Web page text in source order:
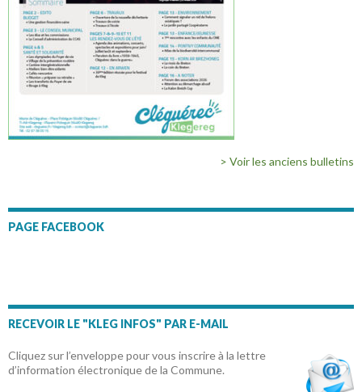
> Voir les anciens bulletins
PAGE FACEBOOK
RECEVOIR LE "KLEG INFOS" PAR E-MAIL
Cliquez sur l’enveloppe pour vous inscrire à la lettre
d’information électronique de la Commune.